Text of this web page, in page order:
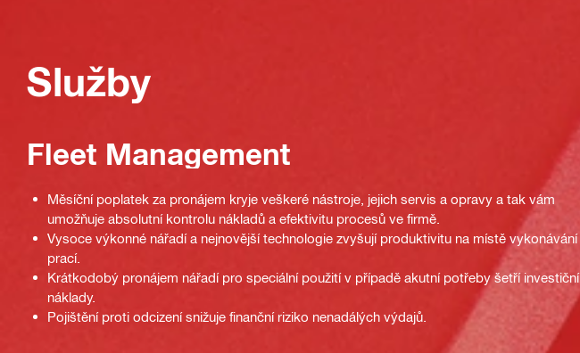
Služby
Fleet Management
Měsíční poplatek za pronájem kryje veškeré nástroje, jejich servis a opravy a tak vám
umožňuje absolutní kontrolu nákladů a efektivitu procesů ve firmě.
Vysoce výkonné nářadí a nejnovější technologie zvyšují produktivitu na místě vykonávání
prací.
Krátkodobý pronájem nářadí pro speciální použití v případě akutní potřeby šetří investiční
náklady.
Pojištění proti odcizení snižuje finanční riziko nenadálých výdajů.